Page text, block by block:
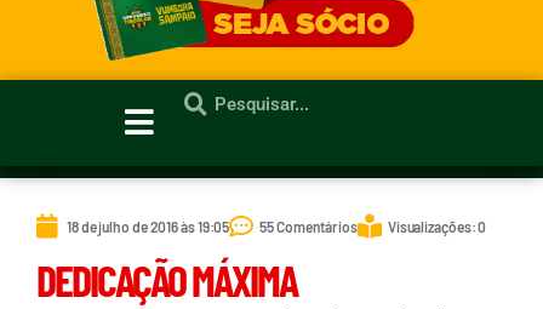
18 de julho de 2016 às 19:05 55 Comentários Visualizações: 0
DEDICAÇÃO MÁXIMA